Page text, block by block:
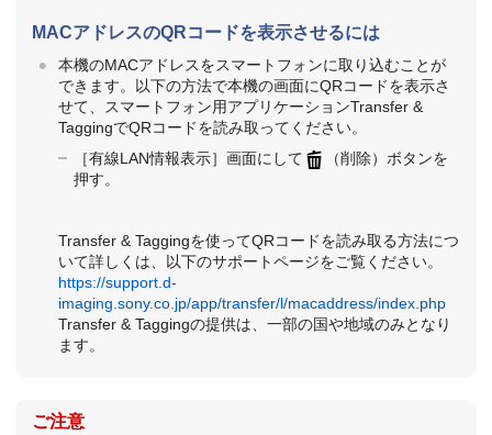
MACアドレスのQRコードを表示させるには
本機のMACアドレスをスマートフォンに取り込むことが
できます。以下の方法で本機の画面にQRコードを表示さ
せて、スマートフォン用アプリケーションTransfer &
TaggingでQRコードを読み取ってください。
［有線LAN情報表示］ 画面にして
（削除）ボタンを
押す。
Transfer & Taggingを使ってQRコードを読み取る方法につ
いて詳しくは、以下のサポートページをご覧ください。
https://support.d-
imaging.sony.co.jp/app/transfer/l/macaddress/index.php
Transfer & Taggingの提供は、一部の国や地域のみとなり
ます。
ご注意